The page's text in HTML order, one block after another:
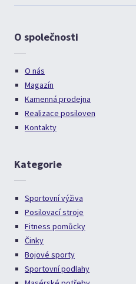
O společnosti
O nás
Magazín
Kamenná prodejna
Realizace posiloven
Kontakty
Kategorie
Sportovní výživa
Posilovací stroje
Fitness pomůcky
Činky
Bojové sporty
Sportovní podlahy